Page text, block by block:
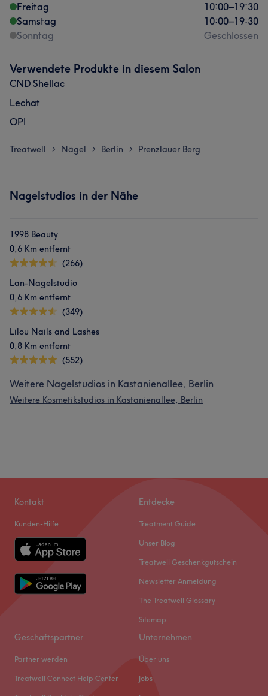
Was unsere Kunden über Trang sagen
Professionell 12
Freitag
10:00–19:30
Samstag
10:00–19:30
Sonntag
Geschlossen
Verwendete Produkte in diesem Salon
CND Shellac
Lechat
OPI
Treatwell > Nägel > Berlin > Prenzlauer Berg
Nagelstudios in der Nähe
1998 Beauty
0,6 Km entfernt
(266)
Lan-Nagelstudio
0,6 Km entfernt
(349)
Lilou Nails and Lashes
0,8 Km entfernt
(552)
Weitere Nagelstudios in Kastanienallee, Berlin
Weitere Kosmetikstudios in Kastanienallee, Berlin
Kontakt
Kunden-Hilfe
Entdecke
Treatment Guide
Unser Blog
Treatwell Geschenkgutschein
Newsletter Anmeldung
The Treatwell Glossary
Sitemap
Geschäftspartner
Partner werden
Treatwell Connect Help Center
Unternehmen
Über uns
Jobs